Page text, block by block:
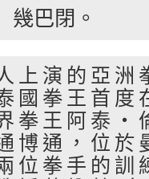
幾巴閉。
上演的亞洲
國拳王首度
拳王阿泰‧
博通，位於
位拳手的訓